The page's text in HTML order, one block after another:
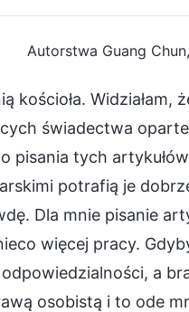
Autorstwa Guang
kościoła. Widziałam,
świadectwa
pisania tych
potrafią je
Dla mnie pisanie
więcej pracy.
a
osobistą i to ode